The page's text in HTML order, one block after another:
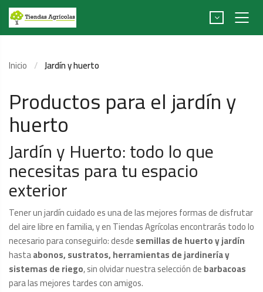
Inicio Jardín y huerto
Productos para el jardín y
huerto
Jardín y Huerto: todo lo que
necesitas para tu espacio
exterior
Tener un jardín cuidado es una de las mejores formas de disfrutar
del aire libre en familia, y en Tiendas Agrícolas encontrarás todo lo
necesario para conseguirlo: desdesemillas de huerto y jardín
hastaabonos, sustratos, herramientas de jardinería y
sistemas de riego, sin olvidar nuestra selección debarbacoas
para las mejores tardes con amigos.